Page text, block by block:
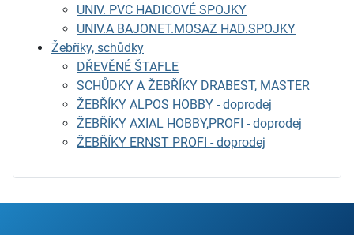
UNIV. PVC HADICOVÉ SPOJKY
UNIV.A BAJONET.MOSAZ HAD.SPOJKY
Žebříky, schůdky
DŘEVĚNÉ ŠTAFLE
SCHŮDKY A ŽEBŘÍKY DRABEST, MASTER
ŽEBŘÍKY ALPOS HOBBY - doprodej
ŽEBŘÍKY AXIAL HOBBY,PROFI - doprodej
ŽEBŘÍKY ERNST PROFI - doprodej